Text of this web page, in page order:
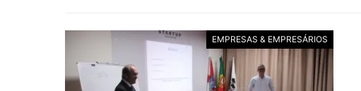
EMPRESAS & EMPRESÁRIOS